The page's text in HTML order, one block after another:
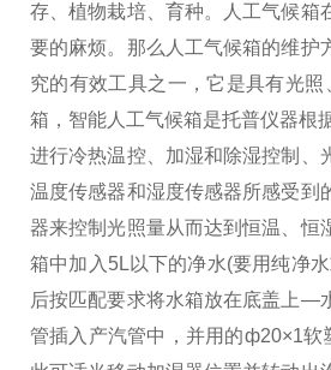
存、植物栽培、育种。人工气候箱
要的麻烦。那么人工气候箱的维护
究的有效工具之一，它是具有光
箱，智能人工气候箱是托普仪器根
进行冷热温控、加湿和除湿控制、
温度传感器和湿度传感器所感受到
器来控制光照量从而达到恒温、恒
箱中加入5L以下的净水(要用纯净
后按匹配要求将水箱放在底盖上—
管插入产汽管中，并用的ф20×1软